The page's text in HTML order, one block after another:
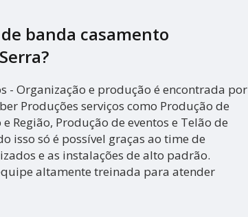
banda casamento
- Organização e produção é encontrada por
Produções serviços como Produção de
Região, Produção de eventos e Telão de
isso só é possível graças ao time de
e as instalações de alto padrão.
altamente treinada para atender